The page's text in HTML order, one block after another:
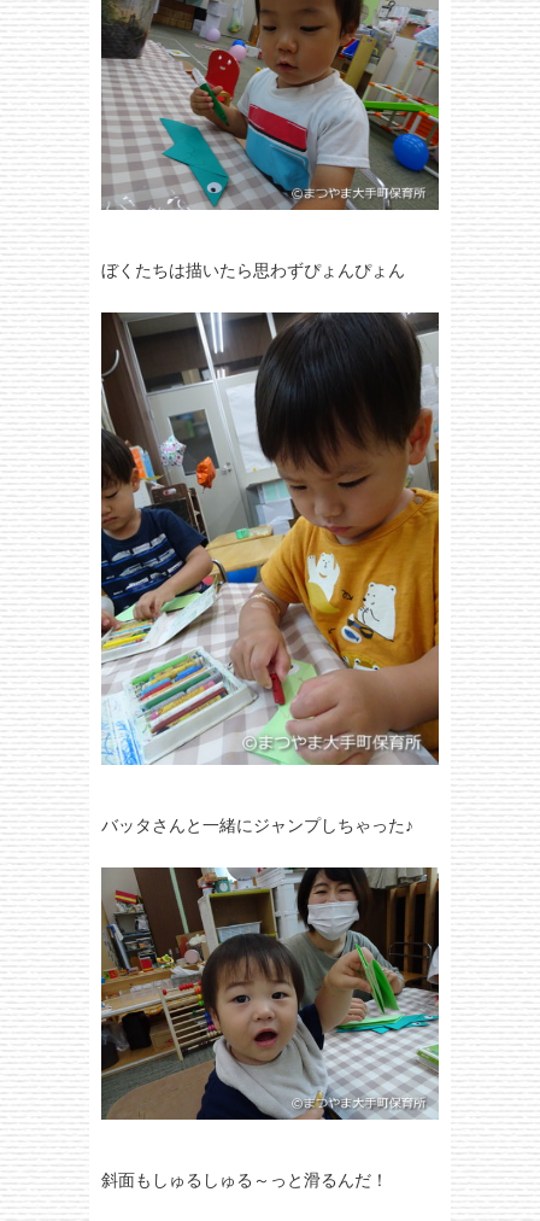
ぼくたちは描いたら思わずぴょんぴょん
バッタさんと一緒にジャンプしちゃった♪
斜面もしゅるしゅる～っと滑るんだ！